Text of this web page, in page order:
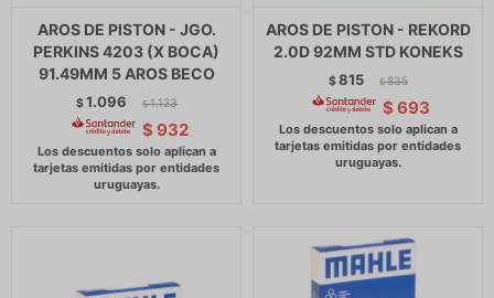
AROS DE PISTON - JGO.
PERKINS 4203 (X BOCA)
91.49MM 5 AROS BECO
$1.096 $ 1.123
$ 932
AROS DE PISTON - REKORD
2.0D 92MM STD KONEKS
$815 $ 835
$ 693